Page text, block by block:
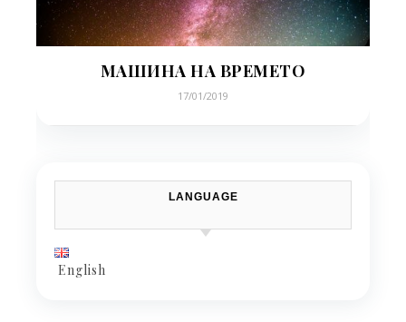
МАШИНА НА ВРЕМЕТО
17/01/2019
LANGUAGE
English